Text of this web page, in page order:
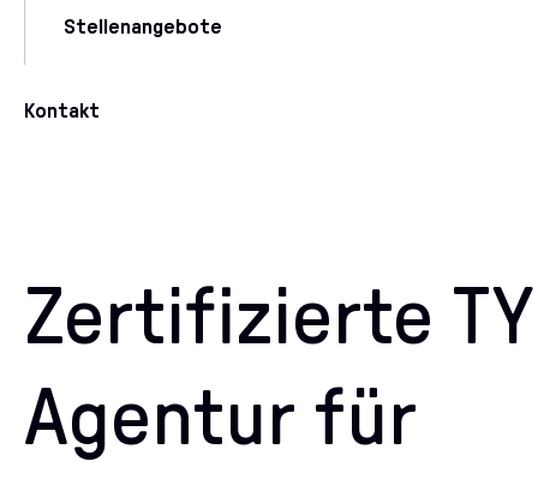
Stellenangebote
Kontakt
Zertifizierte
Agentur für